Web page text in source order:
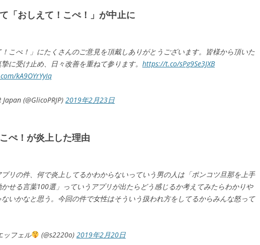
「おしえて！こぺ！」が中止に
！こぺ！」にたくさんのご意見を頂戴しありがとうございます。皆様から頂いた
に受け止め、日々改善を重ねて参ります。 https://t.co/sPg9Se3JXB
kA9OYrYyIq
(@GlicoPRJP) 2019年2月23日
ぺ！が炎上した理由
プリの件、何で炎上してるかわからないっていう男の人は「ポンコツ旦那を上手
せる言葉100選」っていうアプリが出たらどう感じるか考えてみたらわかりや
ないかなと思う。今回の件で女性はそういう扱われ方をしてるからみんな怒って
フェル (@s2220o) 2019年2月20日